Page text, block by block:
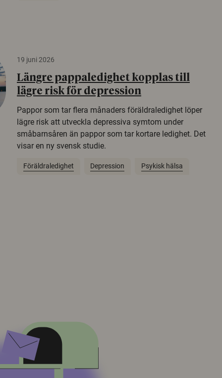
19 juni 2026
Längre pappaledighet kopplas till
lägre risk för depression
Pappor som tar flera månaders föräldraledighet löper
lägre risk att utveckla depressiva symtom under
småbarnsåren än pappor som tar kortare ledighet. Det
visar en ny svensk studie.
Föräldraledighet Depression Psykisk hälsa